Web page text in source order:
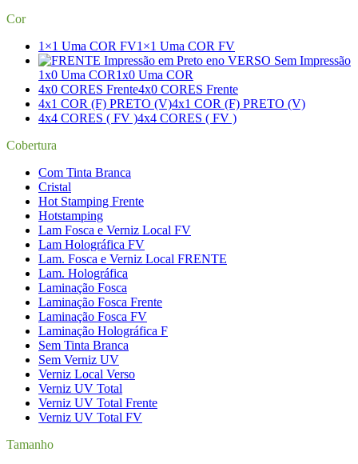
Cor
1×1 Uma COR FV1×1 Uma COR FV
1x0 Uma COR1x0 Uma COR
4x0 CORES Frente4x0 CORES Frente
4x1 COR (F) PRETO (V)4x1 COR (F) PRETO (V)
4x4 CORES ( FV )4x4 CORES ( FV )
Cobertura
Com Tinta Branca
Cristal
Hot Stamping Frente
Hotstamping
Lam Fosca e Verniz Local FV
Lam Holográfica FV
Lam. Fosca e Verniz Local FRENTE
Lam. Holográfica
Laminação Fosca
Laminação Fosca Frente
Laminação Fosca FV
Laminação Holográfica F
Sem Tinta Branca
Sem Verniz UV
Verniz Local Verso
Verniz UV Total
Verniz UV Total Frente
Verniz UV Total FV
Tamanho